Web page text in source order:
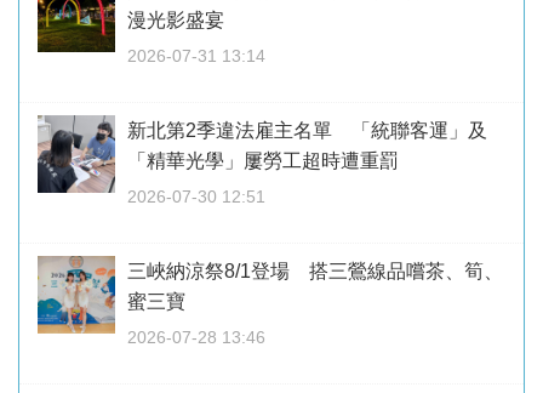
漫光影盛宴
2026-07-31 13:14
新北第2季違法雇主名單 「統聯客運」及
「精華光學」屢勞工超時遭重罰
2026-07-30 12:51
三峽納涼祭8/1登場 搭三鶯線品嚐茶、筍、
蜜三寶
2026-07-28 13:46